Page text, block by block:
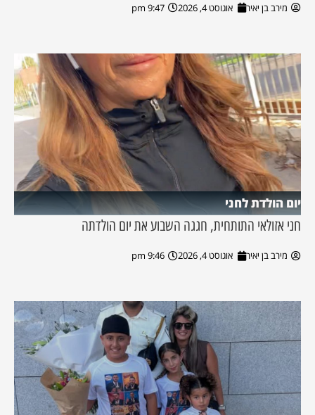
מירב בן יאיר אוגוסט 4, 2026 9:47 pm
יום הולדת לחני
חני אזולאי התותחית, חגגה השבוע את יום הולדתה
מירב בן יאיר אוגוסט 4, 2026 9:46 pm